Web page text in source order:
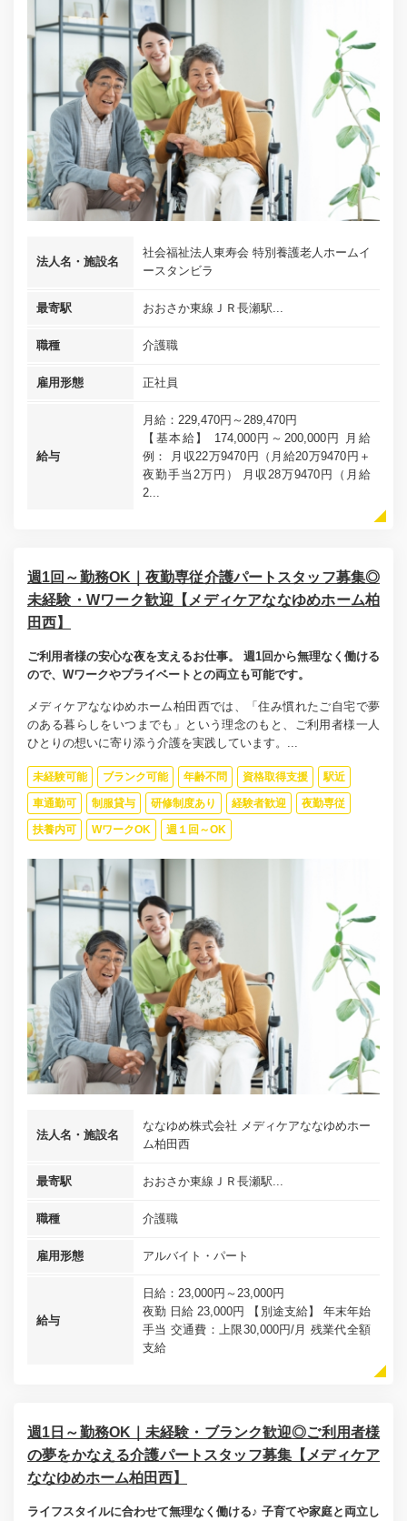
法人名・施設名
社会福祉法人東寿会 特別養護老人ホームイ
ースタンビラ
最寄駅 おおさか東線ＪＲ長瀬駅...
職種 介護職
雇用形態 正社員
給与
月給：229,470円～289,470円
【基本給】 174,000円～200,000円 月給
例： 月収22万9470円（月給20万9470円＋
夜勤手当2万円） 月収28万9470円（月給
2...
週1回～勤務OK｜夜勤専従介護パートスタッフ募集◎
未経験・Wワーク歓迎【メディケアななゆめホーム柏
田西】
ご利用者様の安心な夜を支えるお仕事。 週1回から無理なく働ける
ので、Wワークやプライベートとの両立も可能です。
メディケアななゆめホーム柏田西では、「住み慣れたご自宅で夢
のある暮らしをいつまでも」という理念のもと、ご利用者様一人
ひとりの想いに寄り添う介護を実践しています。...
未経験可能 ブランク可能 年齢不問 資格取得支援 駅近
車通勤可 制服貸与 研修制度あり 経験者歓迎 夜勤専従
扶養内可 WワークOK 週１回～OK
法人名・施設名
ななゆめ株式会社 メディケアななゆめホー
ム柏田西
最寄駅 おおさか東線ＪＲ長瀬駅...
職種 介護職
雇用形態 アルバイト・パート
給与
日給：23,000円～23,000円
夜勤 日給 23,000円 【別途支給】 年末年始
手当 交通費：上限30,000円/月 残業代全額
支給
週1日～勤務OK｜未経験・ブランク歓迎◎ご利用者様
の夢をかなえる介護パートスタッフ募集【メディケア
ななゆめホーム柏田西】
ライフスタイルに合わせて無理なく働ける♪ 子育てや家庭と両立し